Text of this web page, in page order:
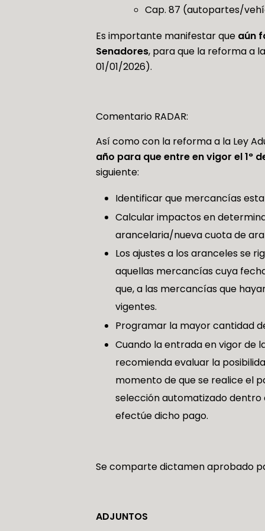
Cap. 87 (autopartes/
Es importante manifestar que aún
Senadores, para que la reforma a
01/01/2026).
Comentario RADAR:
Así como con la reforma a la Ley
año para que entre en vigor el 1°
siguiente:
Identificar que mercancías
Calcular impactos en
arancelaria/nueva cuota de
Los ajustes a los aranceles se
aquellas mercancías cuya
que, a las mercancías que
vigentes.
Programar la mayor cantidad
Cuando la entrada en vigor de
recomienda evaluar la
momento de que se realice el
selección automatizado dentro
efectúe dicho pago.
Se comparte dictamen aprobado
ADJUNTOS